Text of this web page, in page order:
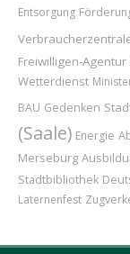
Entsorgung
Freiwilligen-Agentur
Wetterdienst
BAU Gedenken
(Saale) Energie
Merseburg
Stadtbibliothek
Laternenfest